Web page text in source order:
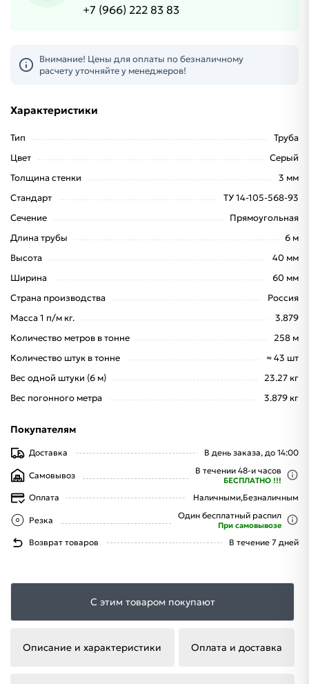
+7 (966) 222 83 83
Внимание! Цены для оплаты по безналичному
расчету уточняйте у менеджеров!
Характеристики
Тип
Труба
Цвет
Серый
Толщина стенки
3 мм
Стандарт
ТУ 14-105-568-93
Сечение
Прямоугольная
Длина трубы
6 м
Высота
40 мм
Ширина
60 мм
Страна производства
Россия
Масса 1 п/м кг.
3.879
Количество метров в тонне
258 м
Количество штук в тонне
≈ 43 шт
Вес одной штуки (6 м)
23.27 кг
Вес погонного метра
3.879 кг
Покупателям
Доставка В день заказа, до 14:00
Самовывоз В течении 48-и часов
БЕСПЛАТНО !!!
Оплата Наличными,Безналичным
Резка Один бесплатный распил
При самовывозе
Возврат товаров В течение 7 дней
С этим товаром покупают
Описание и характеристики Оплата и доставка